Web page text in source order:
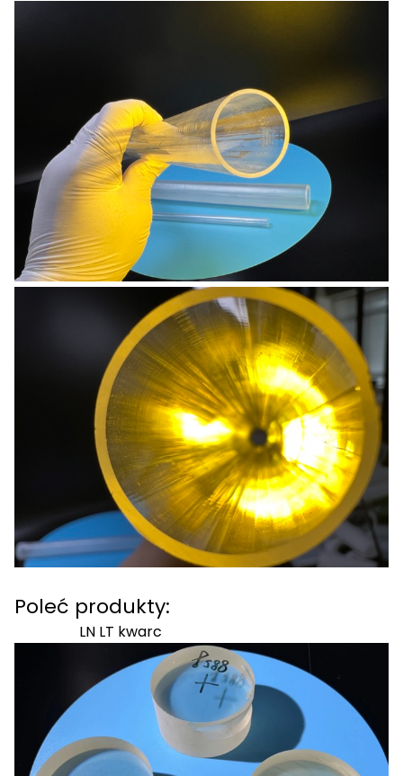
Poleć produkty:
LN LT kwarc